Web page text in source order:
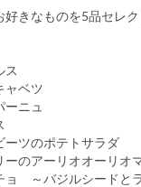
きなものを5品セレク
ス
ャベツ
ーニュ
ーツのポテトサラダ
ーのアーリオオーリオ
ョ ～バジルシードと